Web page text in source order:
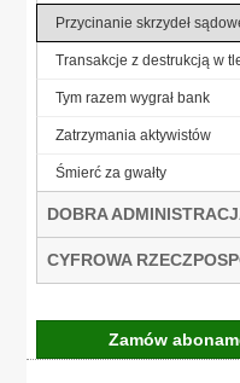
Przycinanie skrzydeł
Transakcje z destrukcją w
Tym razem wygrał bank
Zatrzymania aktywistów
Śmierć za gwałty
DOBRA
CYFROWA
Zamów